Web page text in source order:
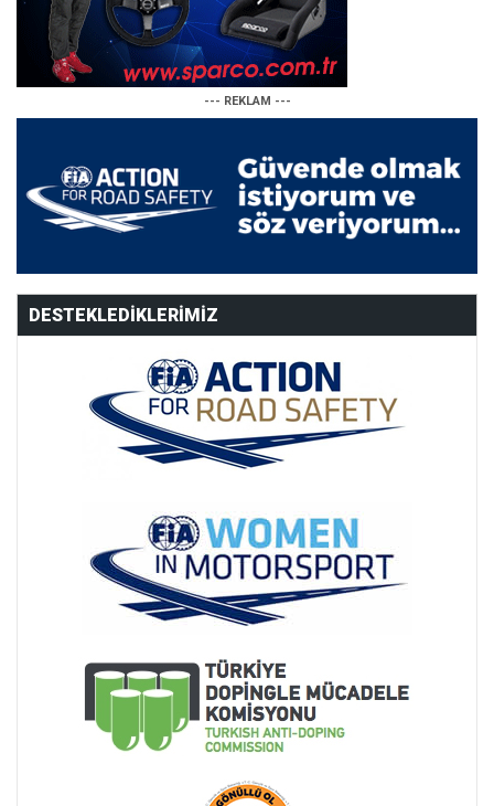
--- REKLAM ---
DESTEKLEDIKLERIMIZ